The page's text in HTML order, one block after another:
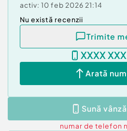
activ: 10 feb 2026 21:14
Nu există recenzii
Trimite
XXXX
Arată
Sună
numar de telefon